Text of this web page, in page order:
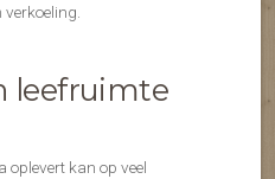
leefruimte
oplevert kan op veel